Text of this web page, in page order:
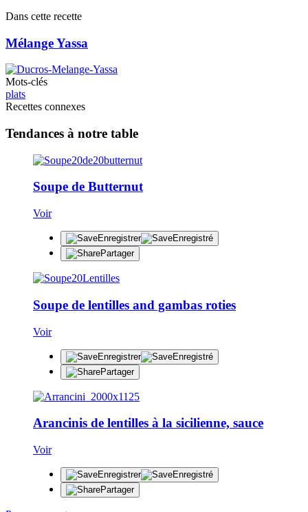
Dans cette recette
Mélange Yassa
Mots-clés
plats
Recettes connexes
Tendances à notre table
Soupe de Butternut
Voir
Enregistrer
Enregistré
Partager
Soupe de lentilles and gambas roties
Voir
Enregistrer
Enregistré
Partager
Arancinis de lentilles à la sicilienne, sauce
Voir
Enregistrer
Enregistré
Partager